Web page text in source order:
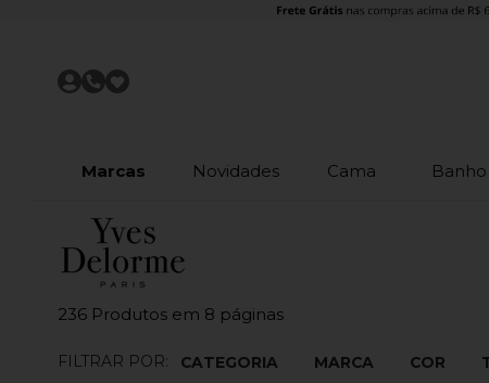
Marcas Novidades Cama Banho
236 Produtos em 8 páginas
FILTRAR POR: CATEGORIA MARCA COR